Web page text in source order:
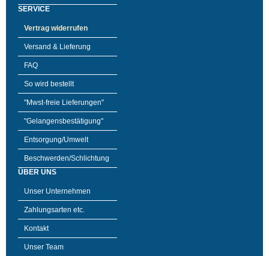
SERVICE
Vertrag widerrufen
Versand & Lieferung
FAQ
So wird bestellt
"Mwst-freie Lieferungen"
"Gelangensbestätigung"
Entsorgung/Umwelt
Beschwerden/Schlichtung
ÜBER UNS
Unser Unternehmen
Zahlungsarten etc.
Kontakt
Unser Team